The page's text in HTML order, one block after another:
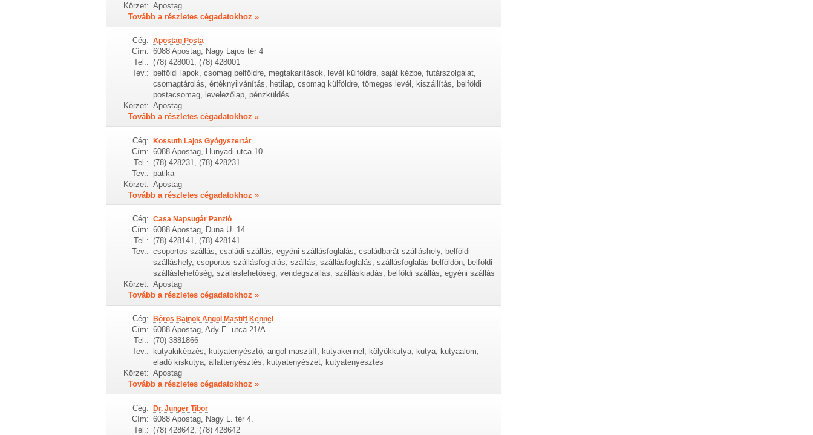
Körzet: Apostag
Tovább a részletes cégadatokhoz »
Cég: Apostag Posta
Cím: 6088 Apostag, Nagy Lajos tér 4
Tel.: (78) 428001, (78) 428001
Tev.:
belföldi lapok, csomag belföldre, megtakarítások, levél külföldre, saját kézbe, futárszolgálat,
csomagtárolás, értéknyilvánítás, hetilap, csomag külföldre, tömeges levél, kiszállítás, belföldi
postacsomag, levelezőlap, pénzküldés
Körzet: Apostag
Tovább a részletes cégadatokhoz »
Cég: Kossuth Lajos Gyógyszertár
Cím: 6088 Apostag, Hunyadi utca 10.
Tel.: (78) 428231, (78) 428231
Tev.: patika
Körzet: Apostag
Tovább a részletes cégadatokhoz »
Cég: Casa Napsugár Panzió
Cím: 6088 Apostag, Duna U. 14.
Tel.: (78) 428141, (78) 428141
Tev.: csoportos szállás, családi szállás, egyéni szállásfoglalás, családbarát szálláshely, belföldi
szálláshely, csoportos szállásfoglalás, szállás, szállásfoglalás, szállásfoglalás belföldön, belföldi
szálláslehetőség, szálláslehetőség, vendégszállás, szálláskiadás, belföldi szállás, egyéni szállás
Körzet: Apostag
Tovább a részletes cégadatokhoz »
Cég: Bőrös Bajnok Angol Mastiff Kennel
Cím: 6088 Apostag, Ady E. utca 21/A
Tel.: (70) 3881866
Tev.:
kutyakiképzés, kutyatenyésztő, angol masztiff, kutyakennel, kölyökkutya, kutya, kutyaalom,
eladó kiskutya, állattenyésztés, kutyatenyészet, kutyatenyésztés
Körzet: Apostag
Tovább a részletes cégadatokhoz »
Cég: Dr. Junger Tibor
Cím: 6088 Apostag, Nagy L. tér 4.
Tel.: (78) 428642, (78) 428642